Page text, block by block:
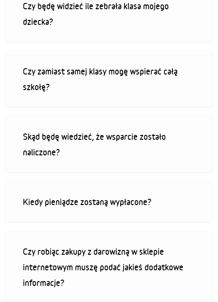
Czy będę widzieć ile zebrała klasa mojego
dziecka?
Czy zamiast samej klasy mogę wspierać całą
szkołę?
Skąd będę wiedzieć, że wsparcie zostało
naliczone?
Kiedy pieniądze zostaną wypłacone?
Czy robiąc zakupy z darowizną w sklepie
internetowym muszę podać jakieś dodatkowe
informacje?